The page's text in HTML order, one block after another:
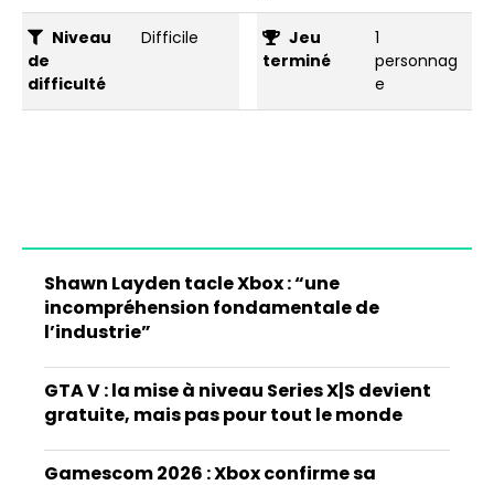
Niveau
de
difficulté
Difficile
Jeu
terminé
1
personnag
e
Shawn Layden tacle Xbox : “une
incompréhension fondamentale de
l’industrie”
GTA V : la mise à niveau Series X|S devient
gratuite, mais pas pour tout le monde
Gamescom 2026 : Xbox confirme sa